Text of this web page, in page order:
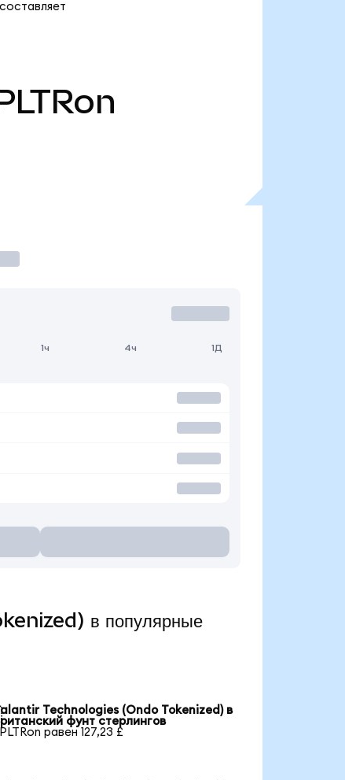
1ч 4ч 1Д
в популярные
Technologies (Ondo Tokenized) в
фунт стерлингов
PLTRon равен 127,23 £